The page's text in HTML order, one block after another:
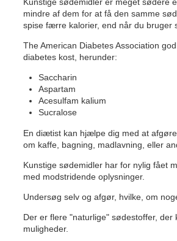
Kunstige sødemidler er meget sødere
mindre af dem for at få den samme
spise færre kalorier, end når du bruger
The American Diabetes Association
diabetes kost, herunder:
Saccharin
Aspartam
Acesulfam kalium
Sucralose
En diætist kan hjælpe dig med at
om kaffe, bagning, madlavning, eller
Kunstige sødemidler har for nylig fået
med modstridende oplysninger.
Undersøg selv og afgør, hvilke, om
Der er flere "naturlige" sødestoffer,
muligheder.